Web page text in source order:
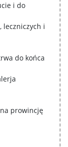
i do
leczniczych i
do końca
prowincję